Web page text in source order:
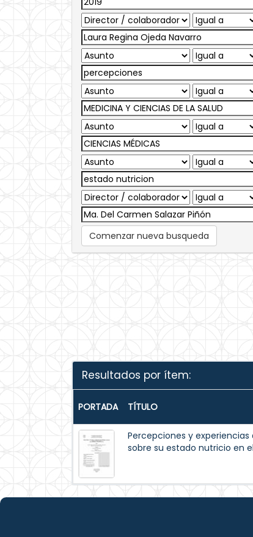
Comenzar nueva busqueda
Resultados por ítem:
PORTADA TÍTULO
Percepciones y
sobre su estado nutricio en